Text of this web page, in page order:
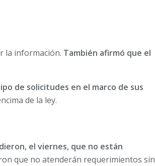
la información. También afirmó que el
de solicitudes en el marco de sus
de la ley.
el viernes, que no están
que no atenderán requerimientos sin